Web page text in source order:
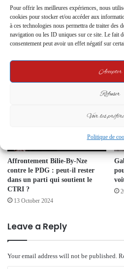
Pour offrir les meilleures expériences, nous
cookies pour stocker et/ou accéder aux
à ces technologies nous permettra de traiter des
navigation ou les ID uniques sur ce site. Le fait
consentement peut avoir un effet négatif sur
Accepter
Refuser
Voir les
Politique de
Tournée interprovinciale du
PDG dans la Ngounié :
démonstration de façade et
Affrontement Bilie-By-Nze
contre le PDG : peut-il rester
dans un parti qui soutient le
CTRI ?
13 October 2024
Leave a Reply
Your email address will not be published.